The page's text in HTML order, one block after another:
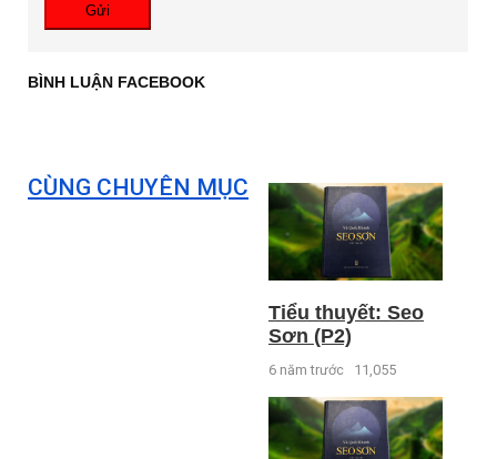
Gửi
BÌNH LUẬN FACEBOOK
CÙNG CHUYÊN MỤC
Tiểu thuyết: Seo
Sơn (P2)
6 năm trước 11,055